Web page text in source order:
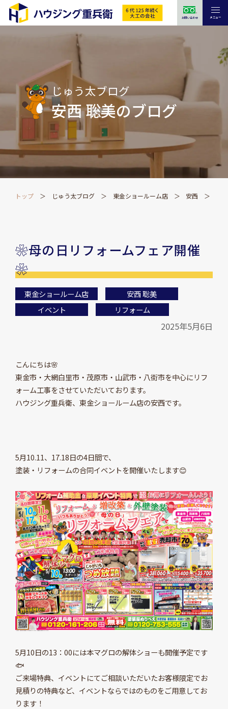
お問い合わせ メニュー
じゅう太ブログ
安西 聡美のブログ
トップ じゅう太ブログ 東金ショールーム店 安西
❀母の日リフォームフェア開催
❀
東金ショールーム店
安西 聡美
イベント
リフォーム
2025年5月6日
こんにちは🌸
東金市・大網白里市・茂原市・山武市・八街市を中心にリフ
ォーム工事をさせていただいております。
ハウジング重兵衛、東金ショールーム店の安西です。
5月10.11、17.18日の4日間で、
塗装・リフォームの合同イベントを開催いたします😊
5月10日の13：00には本マグロの解体ショーも開催予定です
🐟
ご来場特典、イベントにてご相談いただいたお客様限定でお
見積りの特典など、イベントならではのものをご用意してお
ります！